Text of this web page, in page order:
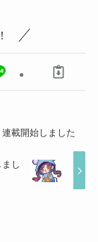
載開始しました
し